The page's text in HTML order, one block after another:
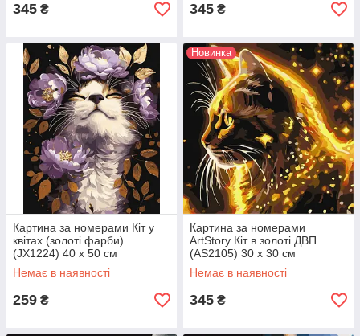
345 ₴ 345 ₴
Картина за номерами Кіт у
квітах (золоті фарби)
(JX1224) 40 х 50 см
Немає в наявності
259 ₴
Новинка
Картина за номерами
ArtStory Кіт в золоті ДВП
(AS2105) 30 х 30 см
Немає в наявності
345 ₴